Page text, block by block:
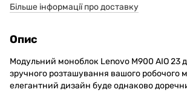
Більше інформації про доставку
Опис
Модульний моноблок Lenovo M900 AIO 23
зручного розташування вашого робочого
елегантний дизайн буде однаково